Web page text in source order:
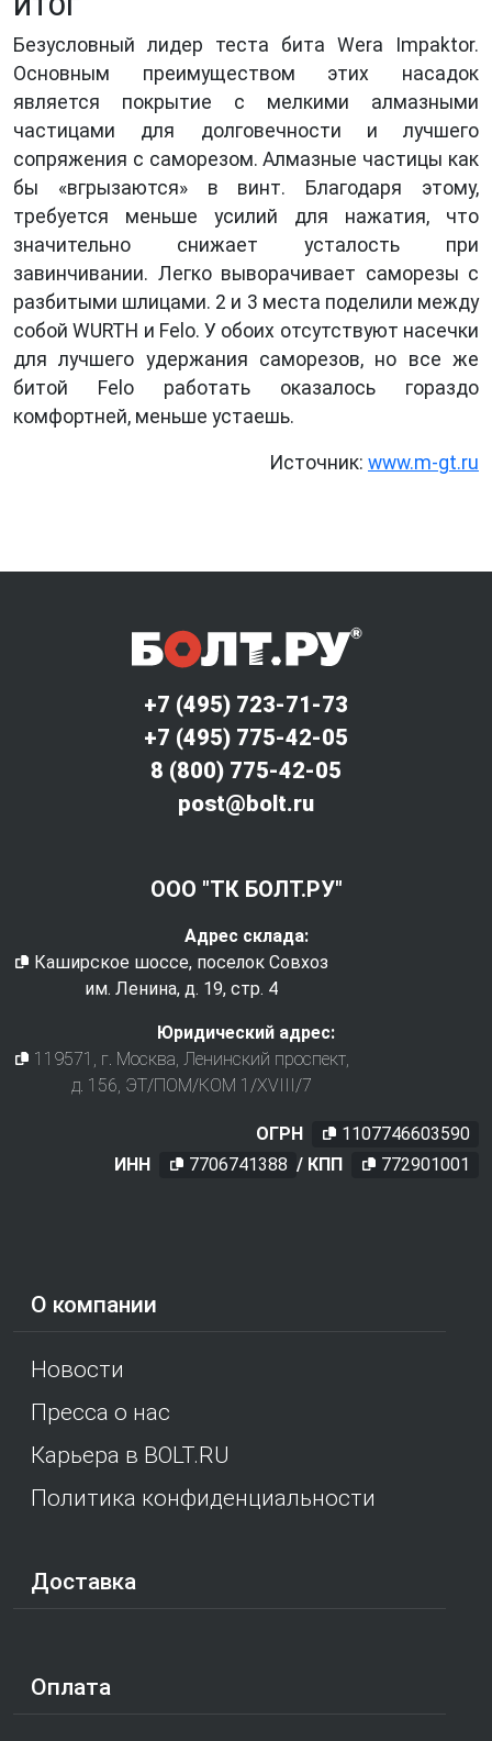
ИТОГ
Безусловный лидер теста бита Wera Impaktor.
Основным преимуществом этих насадок
является покрытие с мелкими алмазными
частицами для долговечности и лучшего
сопряжения с саморезом. Алмазные частицы как
бы «вгрызаются» в винт. Благодаря этому,
требуется меньше усилий для нажатия, что
значительно снижает усталость при
завинчивании. Легко выворачивает саморезы с
разбитыми шлицами. 2 и 3 места поделили между
собой WURTH и Felo. У обоих отсутствуют насечки
для лучшего удержания саморезов, но все же
битой Felo работать оказалось гораздо
комфортней, меньше устаешь.
Источник: www.m-gt.ru
О компании
Новости
Пресса о нас
Карьера в BOLT.RU
Политика конфиденциальности
Доставка
Оплата
+7 (495) 723-71-73
+7 (495) 775-42-05
8 (800) 775-42-05
post@bolt.ru
ООО "ТК БОЛТ.РУ"
Адрес склада:
Каширское шоссе, поселок Совхоз
им. Ленина, д. 19, стр. 4
Юридический адрес:
119571 , г. Москва, Ленинский проспект,
д. 156, ЭТ/ПОМ/КОМ 1/XVIII/7
ОГРН
1107746603590
ИНН
7706741388 / КПП 772901001